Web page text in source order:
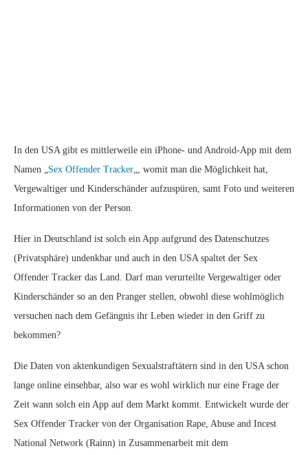
In den USA gibt es mittlerweile ein iPhone- und Android-App mit dem
Namen „Sex Offender Tracker„, womit man die Möglichkeit hat,
Vergewaltiger und Kinderschänder aufzuspüren, samt Foto und weiteren
Informationen von der Person.
Hier in Deutschland ist solch ein App aufgrund des Datenschutzes
(Privatsphäre) undenkbar und auch in den USA spaltet der Sex
Offender Tracker das Land. Darf man verurteilte Vergewaltiger oder
Kinderschänder so an den Pranger stellen, obwohl diese wohlmöglich
versuchen nach dem Gefängnis ihr Leben wieder in den Griff zu
bekommen?
Die Daten von aktenkundigen Sexualstraftätern sind in den USA schon
lange online einsehbar, also war es wohl wirklich nur eine Frage der
Zeit wann solch ein App auf dem Markt kommt. Entwickelt wurde der
Sex Offender Tracker von der Organisation Rape, Abuse and Incest
National Network (Rainn) in Zusammenarbeit mit dem